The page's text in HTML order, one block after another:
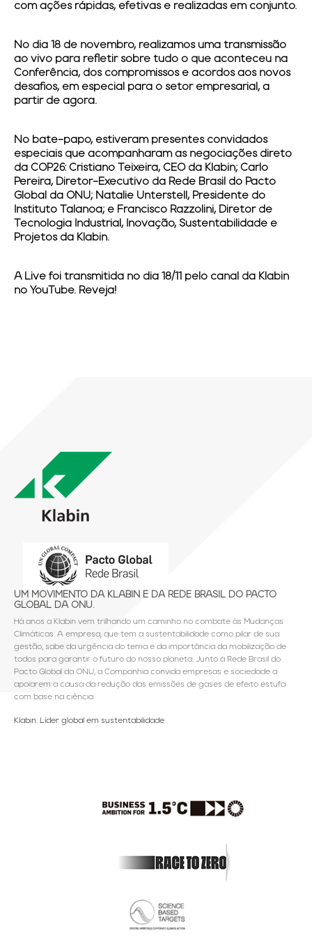
com ações rápidas, efetivas e realizadas em conjunto.
No dia 18 de novembro, realizamos uma transmissão
ao vivo para refletir sobre tudo o que aconteceu na
Conferência, dos compromissos e acordos aos novos
desafios, em especial para o setor empresarial, a
partir de agora.
No bate-papo, estiveram presentes convidados
especiais que acompanharam as negociações direto
da COP26: Cristiano Teixeira, CEO da Klabin; Carlo
Pereira, Diretor-Executivo da Rede Brasil do Pacto
Global da ONU; Natalie Unterstell, Presidente do
Instituto Talanoa; e Francisco Razzolini, Diretor de
Tecnologia Industrial, Inovação, Sustentabilidade e
Projetos da Klabin.
A Live foi transmitida no dia 18/11 pelo canal da Klabin
no YouTube. Reveja!
UM MOVIMENTO DA KLABIN E DA REDE BRASIL DO PACTO
GLOBAL DA ONU.
Há anos a Klabin vem trilhando um caminho no combate às Mudanças
Climáticas. A empresa, que tem a sustentabilidade como pilar de sua
gestão, sabe da urgência do tema e da importância da mobilização de
todos para garantir o futuro do nosso planeta. Junto à Rede Brasil do
Pacto Global da ONU, a Companhia convida empresas e sociedade a
apoiarem a causa da redução das emissões de gases de efeito estufa
com base na ciência.
Klabin. Líder global em sustentabilidade.